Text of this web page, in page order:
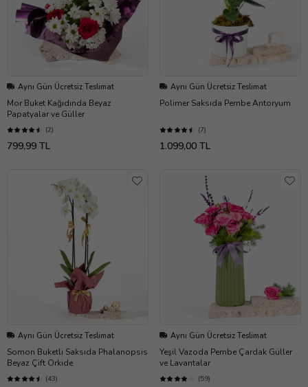
Aynı Gün Ücretsiz Teslimat
Mor Buket Kağıdında Beyaz
Papatyalar ve Güller
(2)
799,99 TL
Aynı Gün Ücretsiz Teslimat
Polimer Saksıda Pembe Antoryum
(7)
1.099,00 TL
Aynı Gün Ücretsiz Teslimat
Somon Buketli Saksıda Phalanopsis
Beyaz Çift Orkide
(43)
Aynı Gün Ücretsiz Teslimat
Yeşil Vazoda Pembe Çardak Güller
ve Lavantalar
(59)